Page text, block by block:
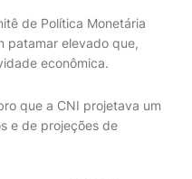
de Política Monetária
patamar elevado que,
econômica.
que a CNI projetava um
e de projeções de